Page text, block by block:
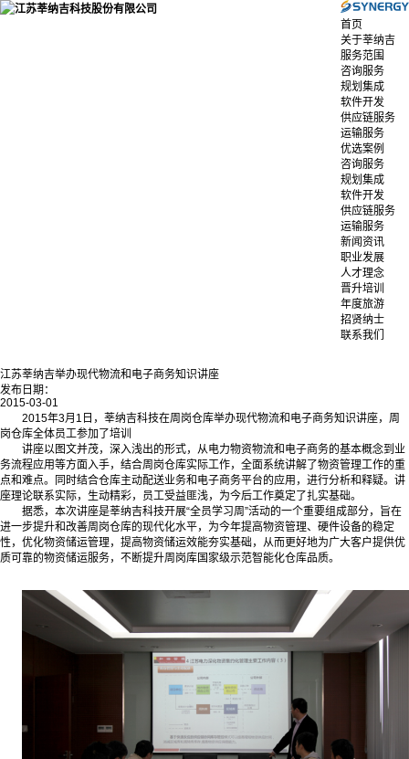
首页
关于莘纳吉
服务范围
咨询服务
规划集成
软件开发
供应链服务
运输服务
优选案例
咨询服务
规划集成
软件开发
供应链服务
运输服务
新闻资讯
职业发展
人才理念
晋升培训
年度旅游
招贤纳士
联系我们
江苏莘纳吉举办现代物流和电子商务知识讲座
发布日期：
2015-03-01
2015年3月1日，莘纳吉科技在周岗仓库举办现代物流和电子商务知识讲座，周
岗仓库全体员工参加了培训
讲座以图文并茂，深入浅出的形式，从电力物资物流和电子商务的基本概念到业
务流程应用等方面入手，结合周岗仓库实际工作，全面系统讲解了物资管理工作的重
点和难点。同时结合仓库主动配送业务和电子商务平台的应用，进行分析和释疑。讲
座理论联系实际，生动精彩，员工受益匪浅，为今后工作奠定了扎实基础。
据悉，本次讲座是莘纳吉科技开展“全员学习周”活动的一个重要组成部分，旨在
进一步提升和改善周岗仓库的现代化水平，为今年提高物资管理、硬件设备的稳定
性，优化物资储运管理，提高物资储运效能夯实基础，从而更好地为广大客户提供优
质可靠的物资储运服务，不断提升周岗库国家级示范智能化仓库品质。